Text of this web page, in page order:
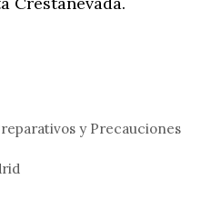
y Precauciones